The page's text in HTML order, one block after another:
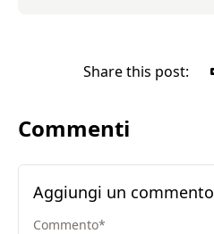
Share this post:
Commenti
Aggiungi un commento
Commento*